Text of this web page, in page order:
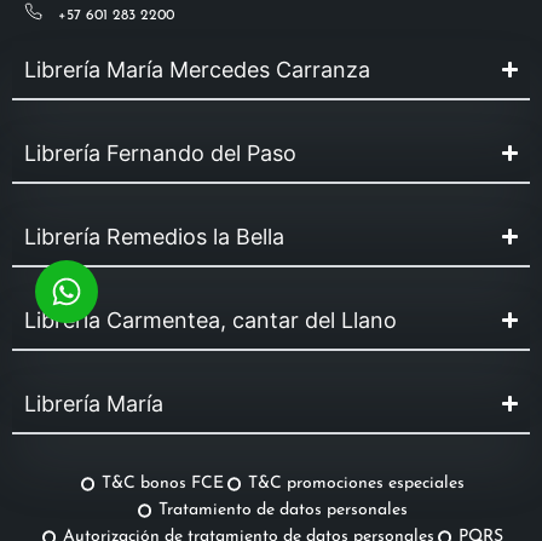
+57 601 283 2200
Librería María Mercedes Carranza
Librería Fernando del Paso
Librería Remedios la Bella
Librería Carmentea, cantar del Llano
Librería María
T&C bonos FCE
T&C promociones especiales
Tratamiento de datos personales
Autorización de tratamiento de datos personales
PQRS